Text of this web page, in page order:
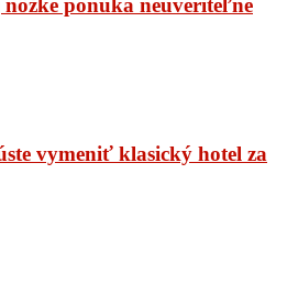
ponúka neuveriteľné
vymeniť klasický hotel za